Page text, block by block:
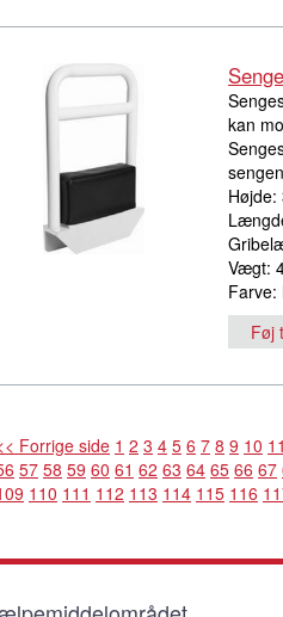
kan
Højde:
Vægt:
Farve:
Føj
Forrige side 1 2 3 4 5 6 7 8 9 10 11
57 58 59 60 61 62 63 64 65 66 67
110 111 112 113 114 115 116